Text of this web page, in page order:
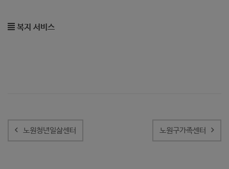
복지 서비스
내
비 노원청년일삶센터 노원구가족센터